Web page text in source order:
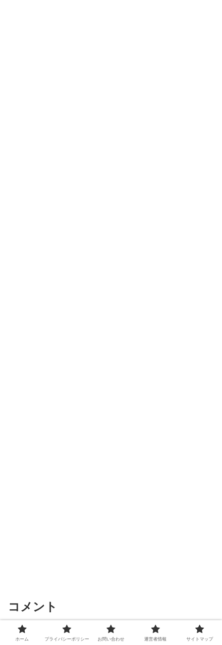
コメント
コメントを書き込む
ホーム プライバシーポリシー お問い合わせ 運営者情報 サイトマップ